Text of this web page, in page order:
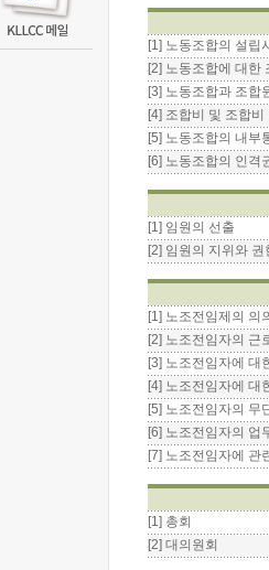
[1] 노동조합의 설립
[2] 노동조합에 대한
[3] 노동조합과 조합
[4] 조합비 및 조합비
[5] 노동조합의 내부
[6] 노동조합의 인격
[1] 임원의 선출
[2] 임원의 지위와 권
[1] 노조전임제의 의
[2] 노조전임자의 근
[3] 노조전임자에 대
[4] 노조전임자에 대
[5] 노조전임자의 무
[6] 노조전임자의 업
[7] 노조전임자에 관
[1] 총회
[2] 대의원회